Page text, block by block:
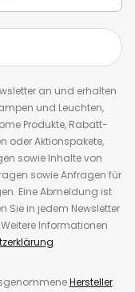
an und erhalten
und Leuchten,
Produkte, Rabatt-
oder Aktionspakete,
sowie Inhalte von
sowie Anfragen für
Eine Abmeldung ist
Sie in jedem Newsletter
Informationen
.
Hersteller.